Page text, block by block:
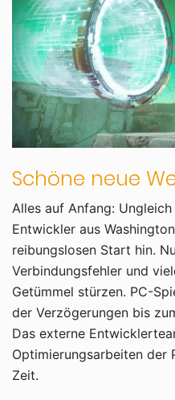
Schöne neue
Alles auf Anfang:
Entwickler aus
reibungslosen Start hin.
Verbindungsfehler und
Getümmel stürzen. PC-
der Verzögerungen bis
Das externe
Optimierungsarbeiten der
Zeit.